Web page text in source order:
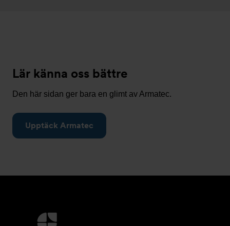
Lär känna oss bättre
Den här sidan ger bara en glimt av Armatec.
Upptäck Armatec
Ytterligare